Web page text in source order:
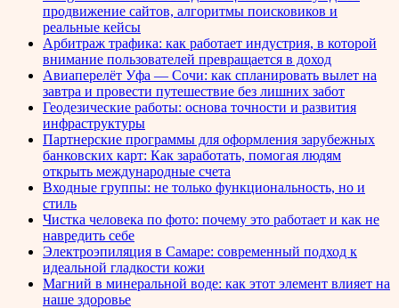
продвижение сайтов, алгоритмы поисковиков и
реальные кейсы
Арбитраж трафика: как работает индустрия, в которой
внимание пользователей превращается в доход
Авиаперелёт Уфа — Сочи: как спланировать вылет на
завтра и провести путешествие без лишних забот
Геодезические работы: основа точности и развития
инфраструктуры
Партнерские программы для оформления зарубежных
банковских карт: Как заработать, помогая людям
открыть международные счета
Входные группы: не только функциональность, но и
стиль
Чистка человека по фото: почему это работает и как не
навредить себе
Электроэпиляция в Самаре: современный подход к
идеальной гладкости кожи
Магний в минеральной воде: как этот элемент влияет на
наше здоровье